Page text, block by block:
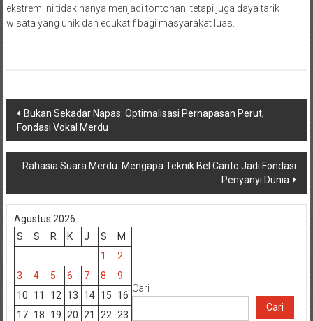
ekstrem ini tidak hanya menjadi tontonan, tetapi juga daya tarik
wisata yang unik dan edukatif bagi masyarakat luas.
Navigasi
pos
Bukan Sekadar Napas: Optimalisasi Pernapasan Perut,
Fondasi Vokal Merdu
Rahasia Suara Merdu: Mengapa Teknik Bel Canto Jadi Fondasi
Penyanyi Dunia
Agustus 2026
S
S R K J S
M
1
2
3
4 5 6 7 8
9
10
11 12 13 14 15
16
17 18 19 20 21 22
23
Cari
Cari